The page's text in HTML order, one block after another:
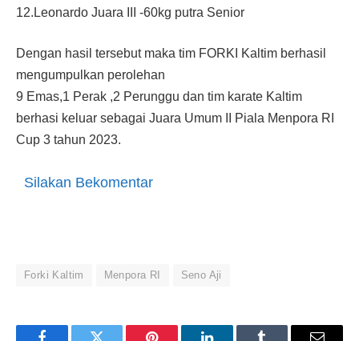
12.Leonardo Juara III -60kg putra Senior
Dengan hasil tersebut maka tim FORKI Kaltim berhasil
mengumpulkan perolehan
9 Emas,1 Perak ,2 Perunggu dan tim karate Kaltim
berhasi keluar sebagai Juara Umum II Piala Menpora RI
Cup 3 tahun 2023.
Silakan Bekomentar
Forki Kaltim Menpora RI Seno Aji